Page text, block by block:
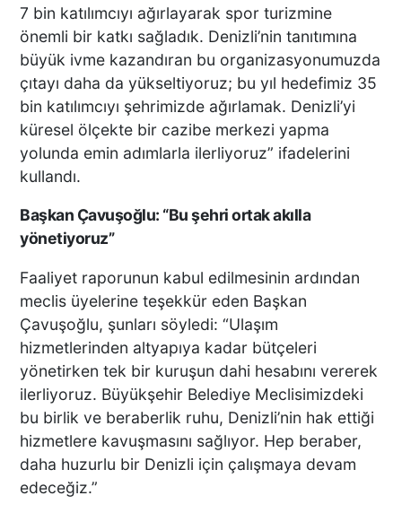
7 bin katılımcıyı ağırlayarak spor turizmine
önemli bir katkı sağladık. Denizli’nin tanıtımına
büyük ivme kazandıran bu organizasyonumuzda
çıtayı daha da yükseltiyoruz; bu yıl hedefimiz 35
bin katılımcıyı şehrimizde ağırlamak. Denizli’yi
küresel ölçekte bir cazibe merkezi yapma
yolunda emin adımlarla ilerliyoruz” ifadelerini
kullandı.
Başkan Çavuşoğlu: “Bu şehri ortak akılla
yönetiyoruz”
Faaliyet raporunun kabul edilmesinin ardından
meclis üyelerine teşekkür eden Başkan
Çavuşoğlu, şunları söyledi: “Ulaşım
hizmetlerinden altyapıya kadar bütçeleri
yönetirken tek bir kuruşun dahi hesabını vererek
ilerliyoruz. Büyükşehir Belediye Meclisimizdeki
bu birlik ve beraberlik ruhu, Denizli’nin hak ettiği
hizmetlere kavuşmasını sağlıyor. Hep beraber,
daha huzurlu bir Denizli için çalışmaya devam
edeceğiz.”